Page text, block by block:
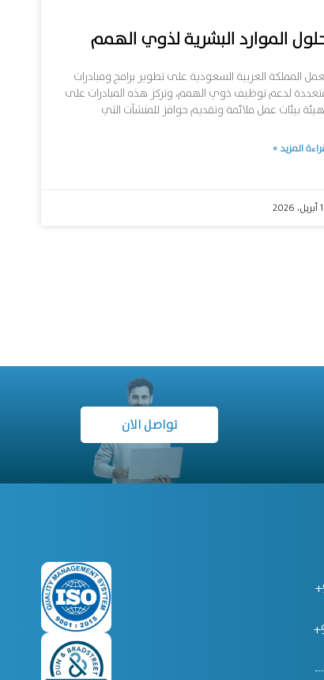
الموارد البشرية لذوي الهمم
المملكة العربية السعودية على تطوير برامج ومبادرات
لدعم توظيف ذوي الهمم، وتركز هذه المبادرات على
بيئات عمل ملائمة وتقديم حوافز للمنشآت التي
المزيد »
2026
تواصل الان